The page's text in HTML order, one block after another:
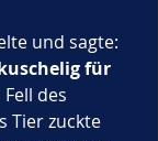
und sagte:
für
des
Tier zuckte